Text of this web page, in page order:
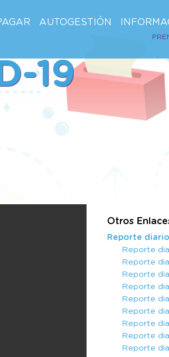
AUTOGESTIÓN
19
Otros
Reporte diario
Reporte
Reporte
Reporte
Reporte
Reporte
Reporte
Reporte
Reporte
Reporte